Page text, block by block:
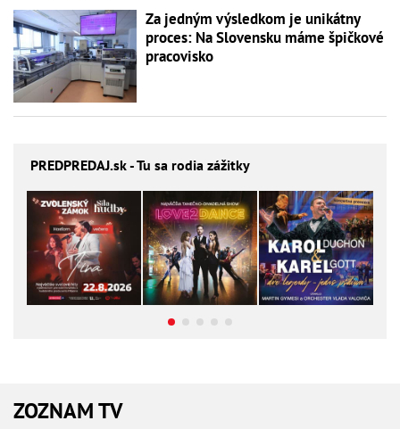
Za jedným výsledkom je unikátny
proces: Na Slovensku máme špičkové
pracovisko
PREDPREDAJ.sk - Tu sa rodia zážitky
ZOZNAM TV